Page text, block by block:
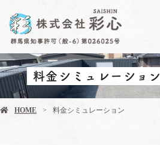
料金シミュレーション
HOME 料金シミュレーション